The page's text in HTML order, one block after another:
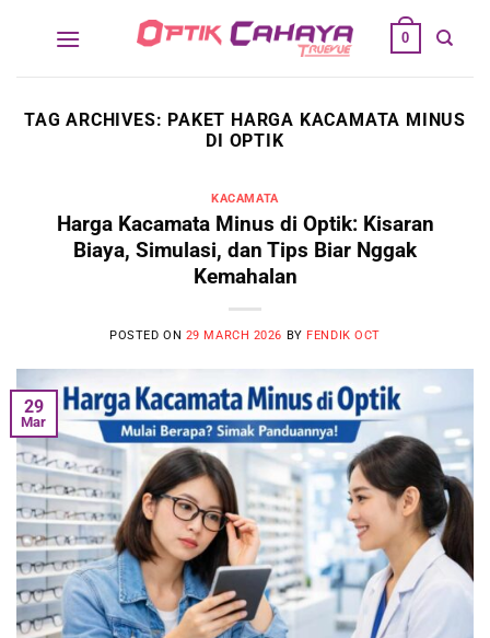
0
TAG ARCHIVES: PAKET HARGA KACAMATA MINUS
DI OPTIK
KACAMATA
Harga Kacamata Minus di Optik: Kisaran
Biaya, Simulasi, dan Tips Biar Nggak
Kemahalan
POSTED ON 29 MARCH 2026 BY FENDIK OCT
29
Mar